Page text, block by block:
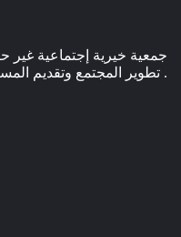
تطوير المجتمع وتقديم المساعدات للأسر المعوزه .